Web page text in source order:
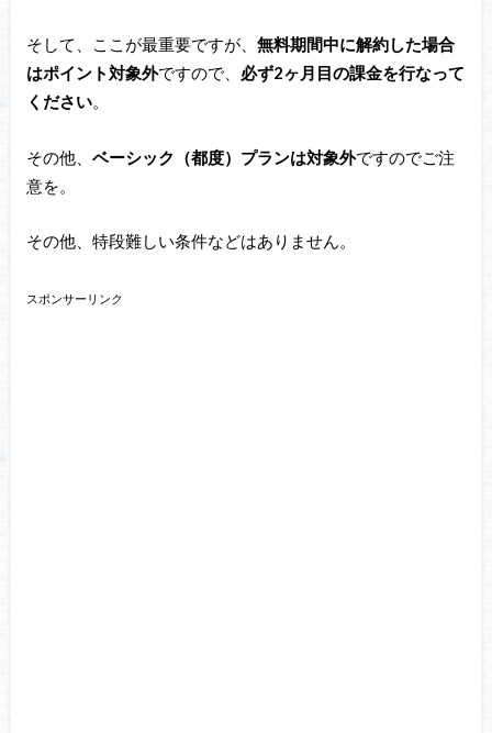
そして、ここが最重要ですが、 無料期間中に解約した場合
はポイント対象外ですので、 必ず2ヶ月目の課金を行なって
ください。
その他、 ベーシック（都度）プランは対象外ですのでご注
意を。
その他、特段難しい条件などはありません。
スポンサーリンク